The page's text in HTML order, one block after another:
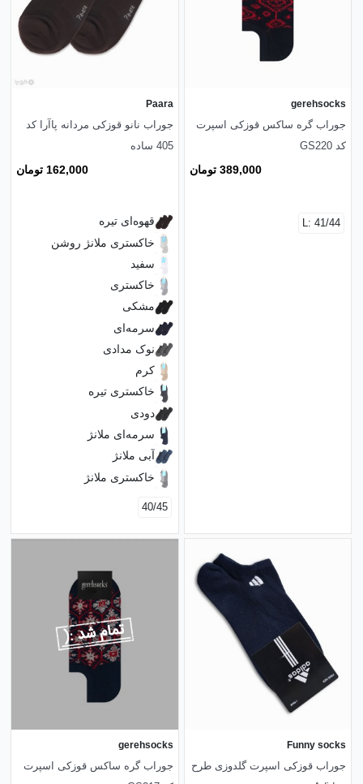
gerehsocks
جوراب گره ساکس قوزکی اسپرت
کد GS220
389,000 تومان
L: 41/44
Paara
جوراب نانو قوزکی مردانه پاآرا کد
405 ساده
162,000 تومان
قهوه‌ای تیره
خاکستری ملانژ روشن
سفید
خاکستری
مشکی
سرمه‌ای
نوک مدادی
کرم
خاکستری تیره
دودی
سرمه‌ای ملانژ
آبی ملانژ
خاکستری ملانژ
40/45
Funny socks
جوراب قوزکی اسپرت گلدوزی طرح
gerehsocks
جوراب گره ساکس قوزکی اسپرت